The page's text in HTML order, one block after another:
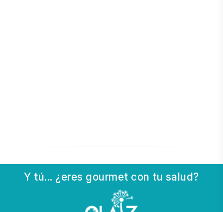
Y tú... ¿eres gourmet con tu salud?